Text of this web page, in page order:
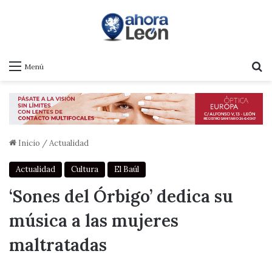
Menú
Inicio /Actualidad
Actualidad Cultura El Baúl
‘Sones del Órbigo’ dedica su
música a las mujeres
maltratadas